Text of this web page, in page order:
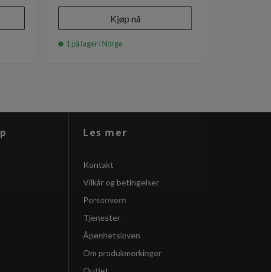
Kjøp nå
1 på lager i Norge
Les mer
Kontakt
Vilkår og betingelser
Personvern
Tjenester
Åpenhetsloven
Om produkmerkinger